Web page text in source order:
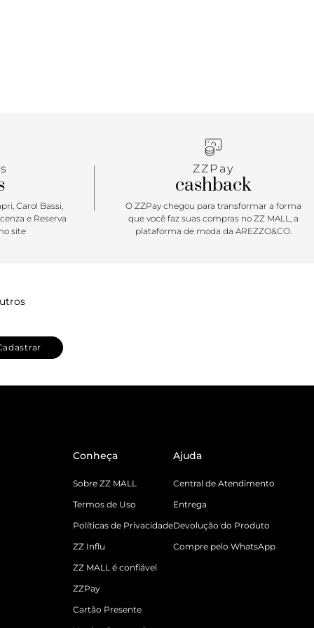
Carol Bassi,
e Reserva
site
ZZPay
cashback
O ZZPay chegou para transformar a forma
que você faz suas compras no ZZ MALL, a
plataforma de moda da AREZZO&CO.
Conheça
Sobre ZZ MALL
Termos de Uso
Políticas de Privacidade
ZZ Influ
ZZ MALL é confiável
ZZPay
Cartão Presente
Ajuda
Central de Atendimento
Entrega
Devolução do Produto
Compre pelo WhatsApp